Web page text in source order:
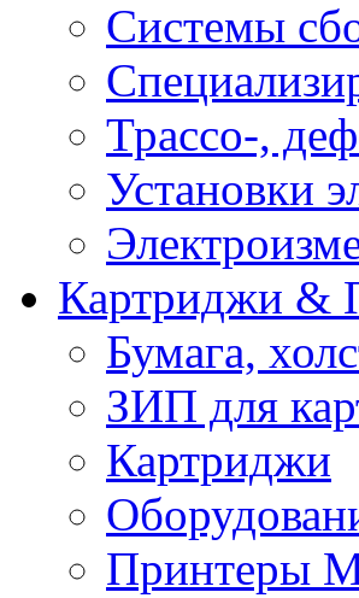
Системы
Трассо-,
Установки
Картриджи &
Бумага,
ЗИП для
Картриджи
Принтеры